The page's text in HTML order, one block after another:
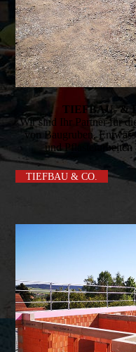
TIEFBAU- &
Wir sind Ihr Partner für
von Baugruben,
und
TIEFBAU & CO.